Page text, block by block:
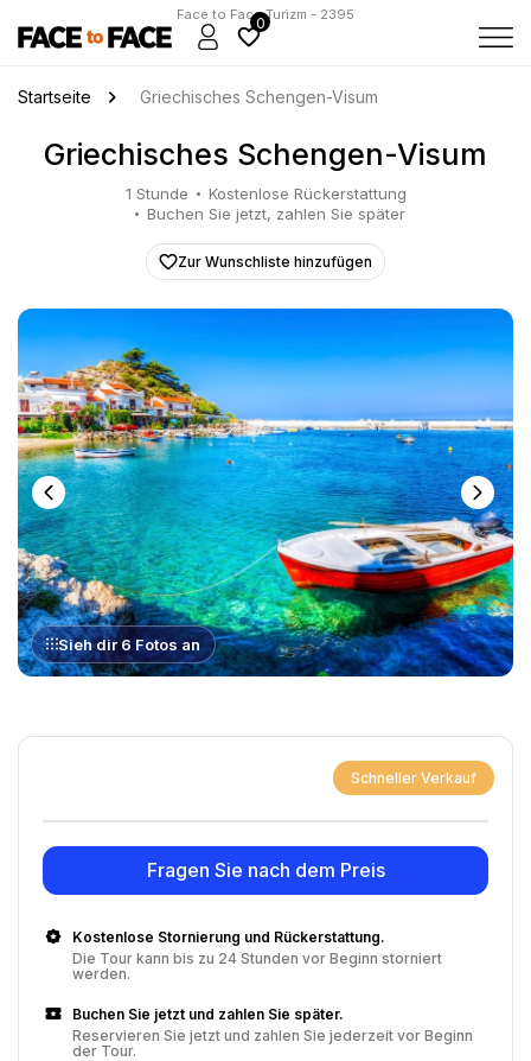
Face to Face Turizm - 2395
0
Startseite Griechisches Schengen-Visum
Griechisches Schengen-Visum
1 Stunde
Kostenlose Rückerstattung
Buchen Sie jetzt, zahlen Sie später
Zur Wunschliste hinzufügen
Sieh dir 6 Fotos an
Schneller Verkauf
Fragen Sie nach dem Preis
Kostenlose Stornierung und Rückerstattung.
Die Tour kann bis zu 24 Stunden vor Beginn storniert
werden.
Buchen Sie jetzt und zahlen Sie später.
Reservieren Sie jetzt und zahlen Sie jederzeit vor Beginn
der Tour.